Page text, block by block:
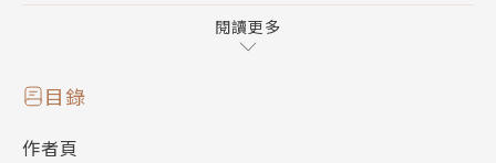
系列累計突破900萬冊的《屁屁偵探》，誕生了新的故
事！
閱讀更多
目錄
作者頁